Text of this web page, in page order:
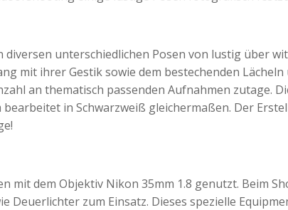
unterschiedlichen Posen von lustig über
mit ihrer Gestik sowie dem bestechenden Lächeln
an thematisch passenden Aufnahmen zutage.
in Schwarzweiß gleichermaßen. Der
mit dem Objektiv Nikon 35mm 1.8 genutzt. Beim
Deuerlichter zum Einsatz. Dieses spezielle